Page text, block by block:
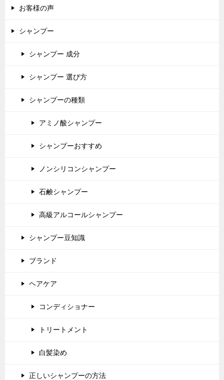
お客様の声
シャンプー
シャンプー 成分
シャンプー 選び方
シャンプーの種類
アミノ酸シャンプー
シャンプーおすすめ
ノンシリコンシャンプー
石鹸シャンプー
高級アルコールシャンプー
シャンプー豆知識
ブランド
ヘアケア
コンディショナー
トリートメント
白髪染め
正しいシャンプーの方法